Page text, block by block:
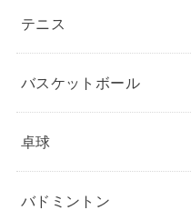
テニス
バスケットボール
卓球
バドミントン